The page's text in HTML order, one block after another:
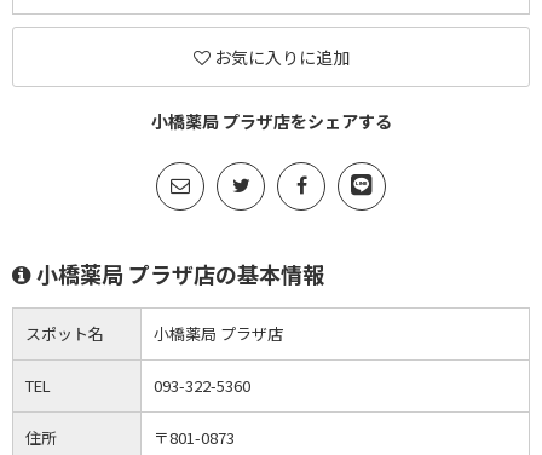
お気に入りに追加
小橋薬局 プラザ店をシェアする
小橋薬局 プラザ店の基本情報
スポット名 小橋薬局 プラザ店
TEL 093-322-5360
住所
〒801-0873